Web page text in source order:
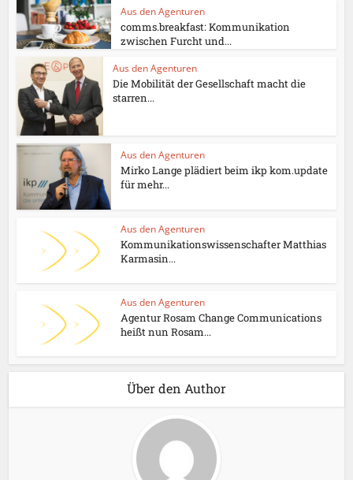
Aus den Agenturen
comms.breakfast: Kommunikation
zwischen Furcht und...
Aus den Agenturen
Die Mobilität der Gesellschaft macht die
starren...
Aus den Agenturen
Mirko Lange plädiert beim ikp kom.update
für mehr...
Aus den Agenturen
Kommunikationswissenschafter Matthias
Karmasin...
Aus den Agenturen
Agentur Rosam Change Communications
heißt nun Rosam...
Über den Author